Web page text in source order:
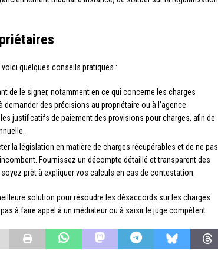
quelques conseils pratiques :
de le signer, notamment en ce qui concerne les charges
des précisions au propriétaire ou à l’agence
justificatifs de paiement des provisions pour charges, afin de
la législation en matière de charges récupérables et de ne pas
Fournissez un décompte détaillé et transparent des
prêt à expliquer vos calculs en cas de contestation.
solution pour résoudre les désaccords sur les charges
à faire appel à un médiateur ou à saisir le juge compétent.